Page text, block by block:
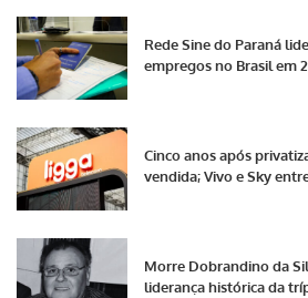
Rede Sine do Paraná
empregos no Brasil em
Cinco anos após
vendida; Vivo e Sky
Morre Dobrandino da
liderança histórica da